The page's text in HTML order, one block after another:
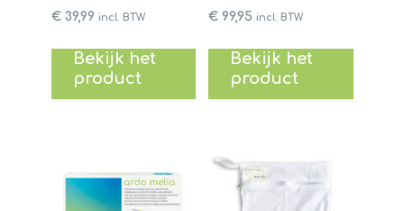
€39,99 incl. BTW
Bekijk het
product
€99,95 incl. BTW
Bekijk het
product